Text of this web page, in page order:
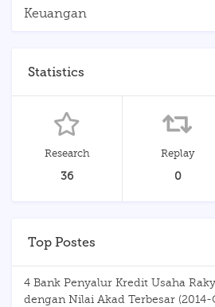
Keuangan
Statistics
Research
36
Replay
0
Top Postes
4 Bank Penyalur Kredit Usaha
dengan Nilai Akad Terbesar